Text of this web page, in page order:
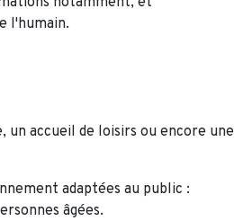
l'humain.
accueil de loisirs ou encore une
adaptées au public :
âgées.